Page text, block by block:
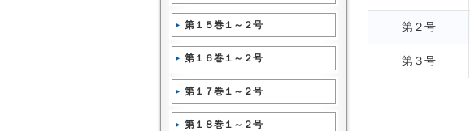
第２号
第３号
第１５巻１～２号
第１６巻１～２号
第１７巻１～２号
第１８巻１～２号